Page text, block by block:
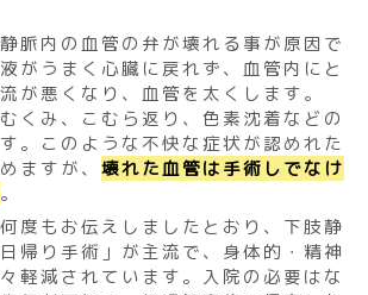
脈内の血管の弁が壊れる事が原因で
がうまく心臓に戻れず、血管内にと
が悪くなり、血管を太くします。
くみ、こむら返り、色素沈着などの
。このような不快な症状が認めれた
ますが、 壊れた血管は手術しでなけ
。
度もお伝えしましたとおり、下肢静
帰り手術」が主流で、身体的・精神
軽減されています。入院の必要はな